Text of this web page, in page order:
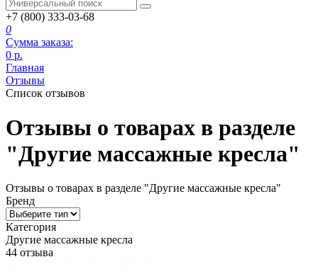
+7 (800) 333-03-68
0
Сумма заказа:
0 р.
Главная
Отзывы
Список отзывов
Отзывы о товарах в разделе
"Другие массажные кресла"
Отзывы о товарах в разделе "Другие массажные кресла"
Бренд
Категория
Другие массажные кресла
44 отзыва